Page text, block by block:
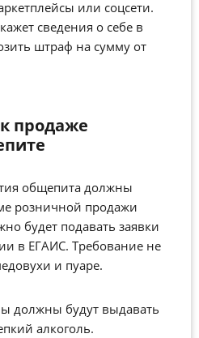
или соцсети.
сведения о себе в
штраф на сумму от
продаже
общепита должны
розничной продажи
будет подавать заявки
в ЕГАИС. Требование не
и пуаре.
должны будут выдавать
алкоголь.